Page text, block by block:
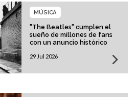
"The Beatles" cumplen el
sueño de millones de fans
con un anuncio histórico
MÚSICA
29 Jul 2026